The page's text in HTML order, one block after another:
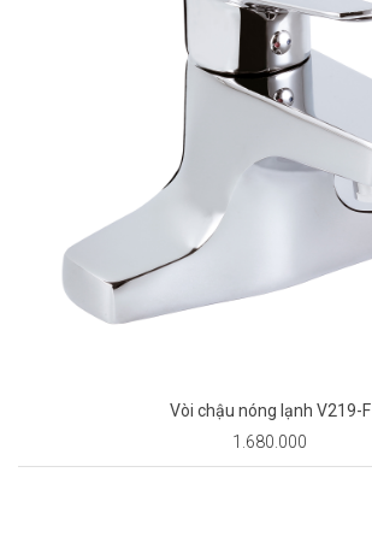
Vòi chậu nóng lạnh V219-F
1.680.000